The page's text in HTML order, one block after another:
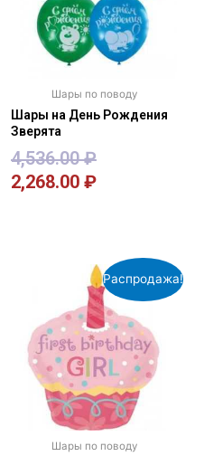
Шары по поводу
Шары на День Рождения
Зверята
4,536.00₽
2,268.00 ₽
Распродажа!
Шары по поводу